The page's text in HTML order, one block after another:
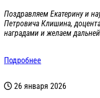
Поздравляем Екатерину и
Петровича Клишина,
наградами и желаем
Подробнее
26 января 2026